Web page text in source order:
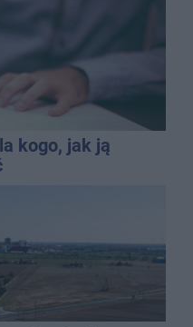
kogo, jak ją